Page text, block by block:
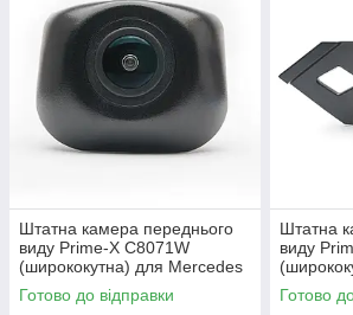
Штатна камера переднього
виду Prime-X С8071W
(ширококутна) для Mercedes
S-Class W222, V222, X222
2015-2017
Готово до відправки
Штатна
виду
2017
Готово